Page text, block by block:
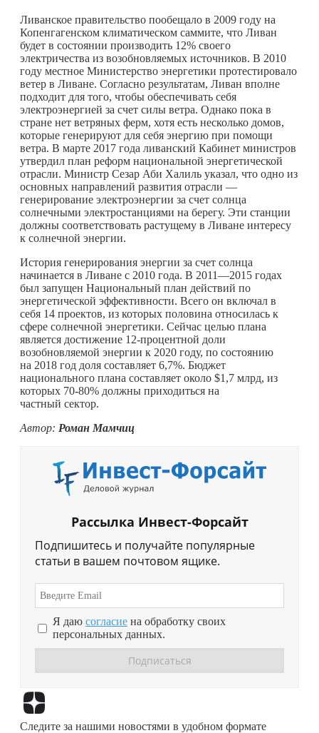
Ливанское правительство пообещало в 2009 году на
Копенгагенском климатическом саммите, что Ливан
будет в состоянии производить 12% своего
электричества из возобновляемых источников. В 2010
году местное Министерство энергетики протестировало
ветер в Ливане. Согласно результатам, Ливан вполне
подходит для того, чтобы обеспечивать себя
электроэнергией за счет силы ветра. Однако пока в
стране нет ветряных ферм, хотя есть несколько домов,
которые генерируют для себя энергию при помощи
ветра. В марте 2017 года ливанский Кабинет министров
утвердил план реформ национальной энергетической
отрасли. Министр Сезар Аби Халиль указал, что одно из
основных направлений развития отрасли —
генерирование электроэнергии за счет солнца
солнечными электростанциями на берегу. Эти станции
должны соответствовать растущему в Ливане интересу
к солнечной энергии.
История генерирования энергии за счет солнца
начинается в Ливане с 2010 года. В 2011—2015 годах
был запущен Национальный план действий по
энергетической эффективности. Всего он включал в
себя 14 проектов, из которых половина относилась к
сфере солнечной энергетики. Сейчас целью плана
является достижение 12-процентной доли
возобновляемой энергии к 2020 году, по состоянию
на 2018 год доля составляет 6,7%. Бюджет
национального плана составляет около $1,7 млрд, из
которых 70-80% должны приходиться на
частный сектор.
Автор: Роман Мамчиц
Рассылка Инвест-Форсайт
Подпишитесь и получайте популярные
статьи в вашем почтовом ящике.
Я даю согласие на обработку своих
персональных данных.
Следите за нашими новостями в удобном формате